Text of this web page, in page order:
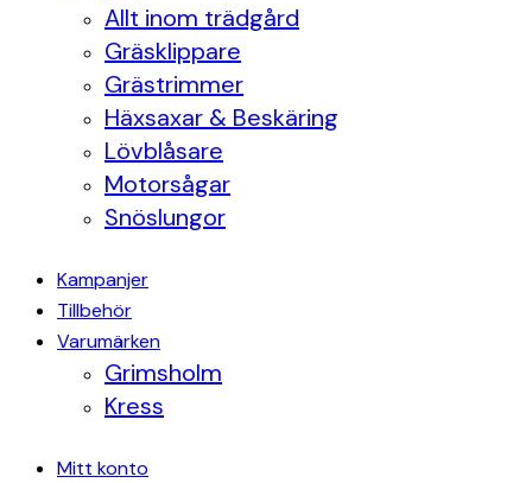
Allt inom trädgård
Gräsklippare
Grästrimmer
Häxsaxar & Beskäring
Lövblåsare
Motorsågar
Snöslungor
Kampanjer
Tillbehör
Varumärken
Grimsholm
Kress
Mitt konto